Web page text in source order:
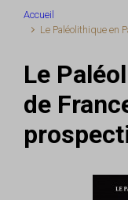
Accueil
Le Paléolithique en
Le
de